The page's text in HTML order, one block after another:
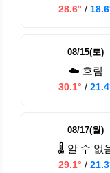
28.6° /
08/15(토)
☁️ 흐림
30.1° /
08/17(월)
🌡️ 알 수 없
29.1° /